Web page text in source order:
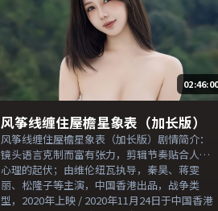
02:46:00
风筝线缠住屋檐星象表（加长版）
风筝线缠住屋檐星象表（加长版）剧情简介：
镜头语言克制而富有张力，剪辑节奏贴合人物
心理的起伏；由维伦纽瓦执导，秦昊、蒋雯
丽、松隆子等主演，中国香港出品，战争类
型，2020年上映 / 2020年11月24日于中国香港